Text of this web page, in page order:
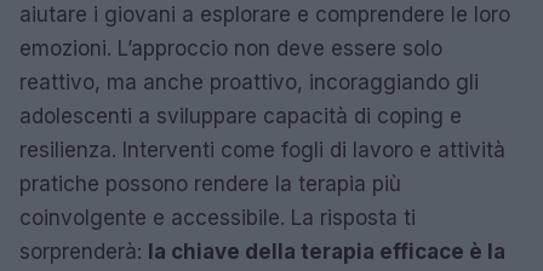
aiutare i giovani a esplorare e comprendere le loro
emozioni. L’approccio non deve essere solo
reattivo, ma anche proattivo, incoraggiando gli
adolescenti a sviluppare capacità di coping e
resilienza. Interventi come fogli di lavoro e attività
pratiche possono rendere la terapia più
coinvolgente e accessibile. La risposta ti
sorprenderà: la chiave della terapia efficace è la